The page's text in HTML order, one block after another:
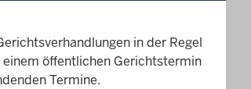
in der Regel
öffentlichen Gerichtstermin
Termine.